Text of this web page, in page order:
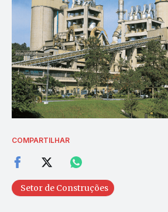
COMPARTILHAR
Setor de Construções